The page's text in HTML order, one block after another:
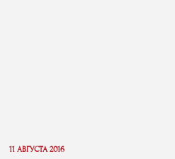
11 АВГУСТА 2016